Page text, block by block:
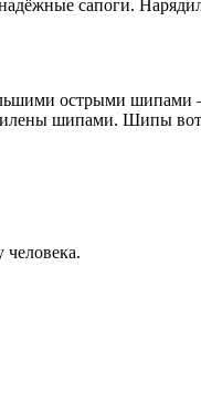
сапоги.
острыми шипами
шипами. Шипы
человека.